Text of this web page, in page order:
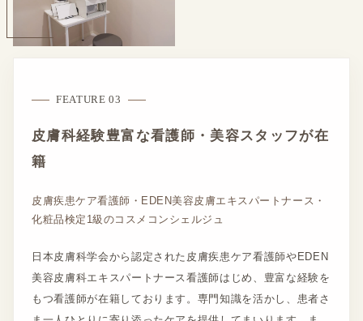
FEATURE 03
皮膚科経験豊富な看護師・美容スタッフが在
籍
皮膚疾患ケア看護師・EDEN美容皮膚エキスパートナース・
化粧品検定1級のコスメコンシェルジュ
日本皮膚科学会から認定された皮膚疾患ケア看護師やEDEN
美容皮膚科エキスパートナース看護師はじめ、豊富な経験を
もつ看護師が在籍しております。専門知識を活かし、患者さ